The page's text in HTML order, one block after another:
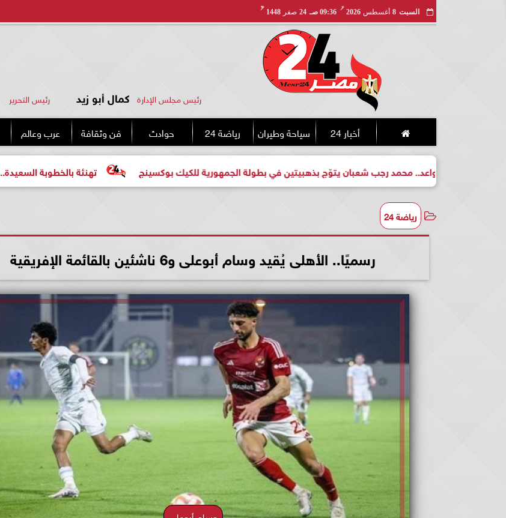
السبت 8 أغسطس 2026
مـ
09:36 صـ 24 صفر 1448
هـ
رئيس مجلس الإدارة كمال أبو زيد رئيس التحرير
أخبار 24 سياحة وطيران رياضة 24 حوادث فن وثقافة عرب وعالم
تهنئة بالخطوبة السعيدة.. ألف واعد.. محمد رجب شعبان يتوّج بذهبيتين في بطولة الجمهورية للكيك بوكسينج
رياضة 24
رسميًا.. الأهلى يُقيد وسام أبوعلى و6 ناشئين بالقائمة الإفريقية